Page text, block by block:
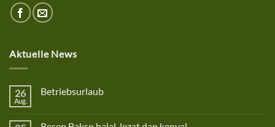
Aktuelle News
26
Aug.
Betriebsurlaub